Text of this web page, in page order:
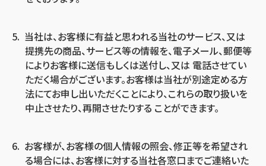
当社は、お客様に有益と思われる当社のサービス、又は
提携先の商品、サービス等の情報を、電子メール、郵便等
によりお客様に送信もしくは送付し、又は 電話させてい
ただく場合がございます。お客様は当社が別途定める方
法にてお申し出いただくことにより、これらの取り扱いを
中止させたり、再開させたりする ことができます。
お客様が、お客様の個人情報の照会、修正等を希望され
る場合には、お客様に対する当社各窓口までご連絡いた